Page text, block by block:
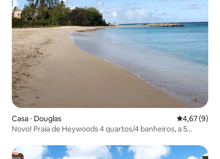
Casa ⋅ Douglas 4,67 de uma
4,67 (9)
Novo! Praia de Heywoods 4 quartos/4 banheiros, a 5